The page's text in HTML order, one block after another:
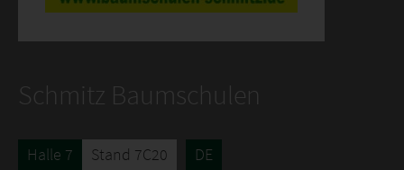
Schmitz Baumschulen
Halle 7 Stand 7C20 DE